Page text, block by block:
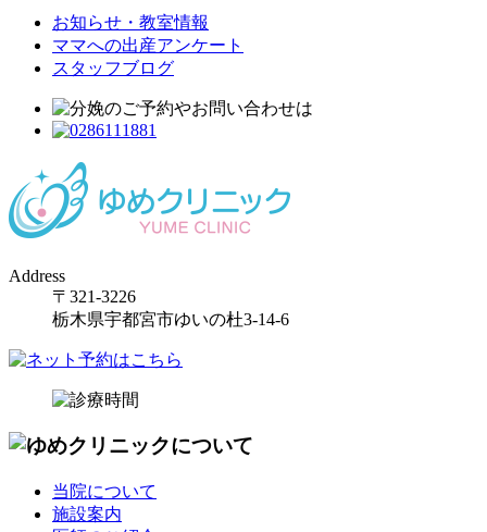
お知らせ・教室情報
ママへの出産アンケート
スタッフブログ
Address
〒321-3226
栃木県宇都宮市ゆいの杜3-14-6
当院について
施設案内